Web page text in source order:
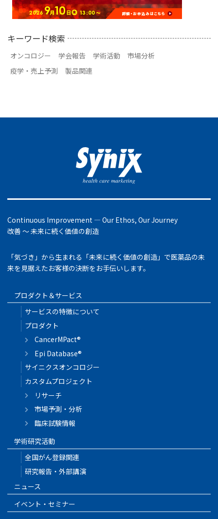
キーワード検索
オンコロジー 学会報告 学術活動
市場分析
疫学・売上予測
製品関連
Continuous Improvement ― Our Ethos, Our Journey
改善 ～ 未来に続く価値の創造
「気づき」から生まれる「未来に続く価値の創造」で医薬品の未
来を見据えたお客様の決断をお手伝いします。
プロダクト＆サービス
サービスの特徴について
プロダクト
CancerMPact®
Epi Database®
サイニクスオンコロジー
カスタムプロジェクト
リサーチ
市場予測・分析
臨床試験情報
学術研究活動
全国がん登録関連
研究報告・外部講演
ニュース
イベント・セミナー